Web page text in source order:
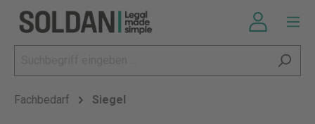
Fachbedarf Siegel